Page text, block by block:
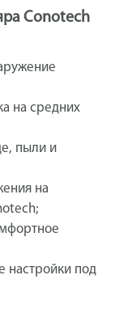
Conotech
на средних
пыли и
на
настройки под